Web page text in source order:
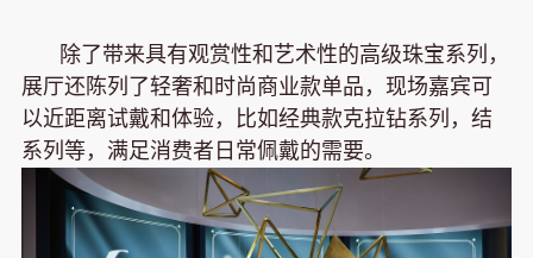
除了带来具有观赏性和艺术性的高级珠宝系列，
展厅还陈列了轻奢和时尚商业款单品，现场嘉宾可
以近距离试戴和体验，比如经典款克拉钻系列，结
系列等，满足消费者日常佩戴的需要。